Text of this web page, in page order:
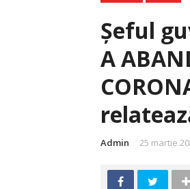
Șeful
A
Admin 25 martie